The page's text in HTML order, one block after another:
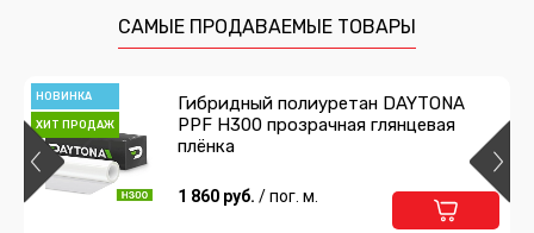
САМЫЕ ПРОДАВАЕМЫЕ ТОВАРЫ
НОВИНКА
ХИТ ПРОДАЖ
Гибридный полиуретан DAYTONA
PPF H300 прозрачная глянцевая
плёнка
1 860 руб. / пог. м.